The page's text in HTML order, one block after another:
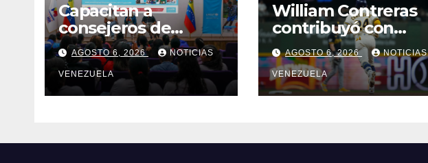
Capacitan a
consejeros de
protección para
brindar apoyo a
niños tras los sismos
AGOSTO 6, 2026 NOTICIAS
VENEZUELA
William Contreras
contribuyó con
poder al triunfo de
Milwaukee
AGOSTO 6, 2026 NOTICIAS
VENEZUELA